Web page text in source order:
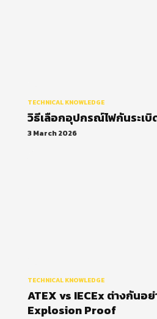
TECHNICAL KNOWLEDGE
วิธีเลือกอุปกรณ์ไฟกันระเบิ
3 March 2026
TECHNICAL KNOWLEDGE
ATEX vs IECEx ต่างกันอย่
Explosion Proof